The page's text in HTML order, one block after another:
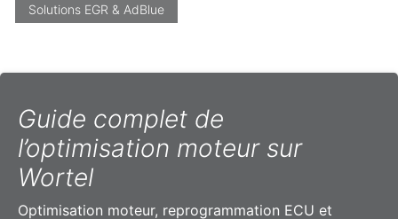
Solutions EGR & AdBlue
Guide complet de
l’optimisation moteur sur
Wortel
Optimisation moteur, reprogrammation ECU et